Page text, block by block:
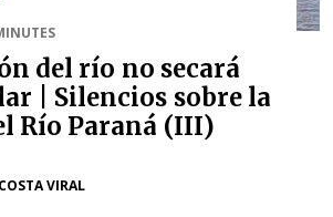
del río no secará
| Silencios sobre la
Río Paraná (III)
VIRAL